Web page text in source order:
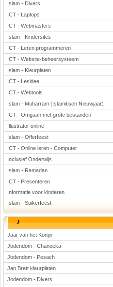
Islam - Divers
ICT - Laptops
ICT - Webmasters
Islam - Kindersites
ICT - Leren programmeren
ICT - Website-beheersysteem
Islam - Kleurplaten
ICT - Lesidee
ICT - Webtools
Islam - Muharram (Islamitisch Nieuwjaar)
ICT - Omgaan met grote bestanden
Illustrator online
Islam - Offerfeest
ICT - Online leren - Computer
Inclusief Onderwijs
Islam - Ramadan
ICT - Presenteren
Informatie voor kinderen
Islam - Suikerfeest
J
Jaar van het Konijn
Jodendom - Chanoeka
Jodendom - Pesach
Jan Brett kleurplaten
Jodendom - Divers